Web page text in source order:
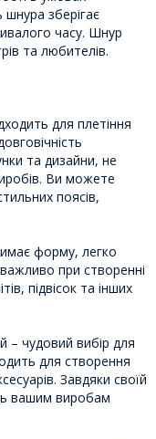
шнура зберігає
часу. Шнур
та любителів.
для плетіння
та дизайни, не
Ви можете
поясів,
форму, легко
при створенні
підвісок та інших
– чудовий вибір для
для створення
Завдяки своїй
вашим виробам